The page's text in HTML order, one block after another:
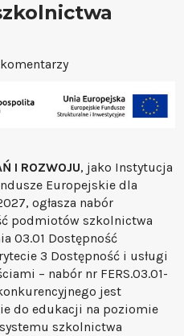
I ROZWOJU, jako Instytucja
Europejskie dla
ogłasza nabór
podmiotów szkolnictwa
03.01 Dostępność
3 Dostępność i usługi
– nabór nr FERS.03.01-
jest
do edukacji na poziomie
szkolnictwa